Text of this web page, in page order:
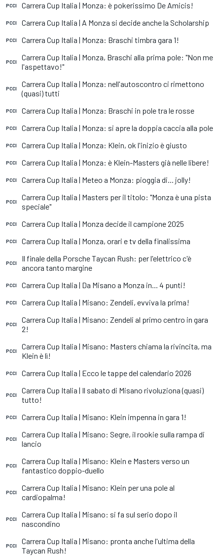
PCCI Carrera Cup Italia | Monza: è pokerissimo De Amicis!
PCCI Carrera Cup Italia | A Monza si decide anche la Scholarship
PCCI Carrera Cup Italia | Monza: Braschi timbra gara 1!
PCCI
Carrera Cup Italia | Monza, Braschi alla prima pole: "Non me
l'aspettavo!"
PCCI
Carrera Cup Italia | Monza: nell'autoscontro ci rimettono
(quasi) tutti
PCCI Carrera Cup Italia | Monza: Braschi in pole tra le rosse
PCCI Carrera Cup Italia | Monza: si apre la doppia caccia alla pole
PCCI Carrera Cup Italia | Monza: Klein, ok l'inizio è giusto
PCCI Carrera Cup Italia | Monza: è Klein-Masters già nelle libere!
PCCI Carrera Cup Italia | Meteo a Monza: pioggia di... jolly!
PCCI
Carrera Cup Italia | Masters per il titolo: "Monza è una pista
speciale"
PCCI Carrera Cup Italia | Monza decide il campione 2025
PCCI Carrera Cup Italia | Monza, orari e tv della finalissima
PCCI
Il finale della Porsche Taycan Rush: per l'elettrico c'è
ancora tanto margine
PCCI Carrera Cup Italia | Da Misano a Monza in... 4 punti!
PCCI Carrera Cup Italia | Misano: Zendeli, evviva la prima!
PCCI
Carrera Cup Italia | Misano: Zendeli al primo centro in gara
2!
PCCI
Carrera Cup Italia | Misano: Masters chiama la rivincita, ma
Klein è lì!
PCCI Carrera Cup Italia | Ecco le tappe del calendario 2026
PCCI
Carrera Cup Italia | Il sabato di Misano rivoluziona (quasi)
tutto!
PCCI Carrera Cup Italia | Misano: Klein impenna in gara 1!
PCCI
Carrera Cup Italia | Misano: Segre, il rookie sulla rampa di
lancio
PCCI
Carrera Cup Italia | Misano: Klein e Masters verso un
fantastico doppio-duello
PCCI
Carrera Cup Italia | Misano: Klein per una pole al
cardiopalma!
PCCI
Carrera Cup Italia | Misano: si fa sul serio dopo il
nascondino
PCCI
Carrera Cup Italia | Misano: pronta anche l'ultima della
Taycan Rush!